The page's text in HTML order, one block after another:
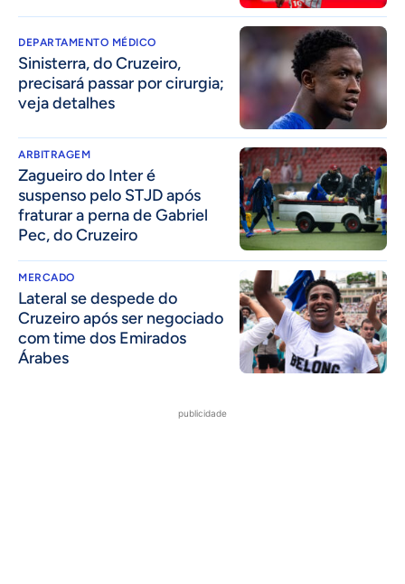
DEPARTAMENTO MÉDICO
Sinisterra, do Cruzeiro,
precisará passar por cirurgia;
veja detalhes
ARBITRAGEM
Zagueiro do Inter é
suspenso pelo STJD após
fraturar a perna de Gabriel
Pec, do Cruzeiro
MERCADO
Lateral se despede do
Cruzeiro após ser negociado
com time dos Emirados
Árabes
publicidade